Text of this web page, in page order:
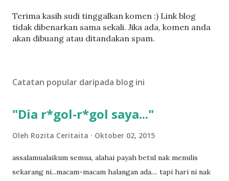
C
a
t
l
Terima kasih sudi tinggalkan komen :) Link blog
tidak dibenarkan sama sekali. Jika ada, komen anda
akan dibuang atau ditandakan spam.
Catatan popular daripada blog ini
"Dia r*gol-r*gol saya..."
Oleh Rozita Ceritaita Oktober 02, 2015
assalamualaikum semua, alahai payah betul nak menulis
sekarang ni...macam-macam halangan ada.... tapi hari ni nak